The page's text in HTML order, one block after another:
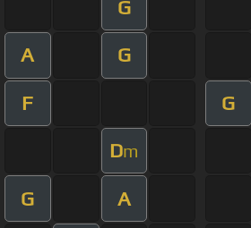
G
A G
F G
Dm
G A